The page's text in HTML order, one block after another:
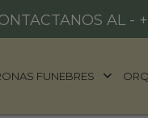
AL -
FUNEBRES